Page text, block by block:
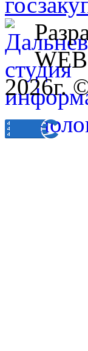
2026г.